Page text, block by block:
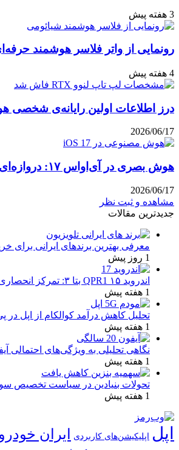
3 هفته پیش
رونمایی از واتر فلاسر هوشمند
4 هفته پیش
درز اطلاعات اولین رایانه‌ی شخصی
2026/06/17
هوش بصری در آی‌او‌اس ۱۷: دروازه‌ای نو به سوی درک دیداری
2026/06/17
مشاهده و ثبت نظر
جدیدترین مقالات
معرفی بهترین برندهای ایرانی برای
1 روز پیش
اندروید ۱۵ QPR1 بتا ۳: تمرکز انحصاری بر پایداری و رفع اشکالات
1 هفته پیش
تحلیل کاهش درآمد کوالکام از اپل
1 هفته پیش
نگاهی تحلیلی به ویژگی‌های احتمالی
1 هفته پیش
تحولات بنیادین در سیاست تخصیص
1 هفته پیش
اپل اپلیکیشن‌های کاربردی ایران خودرو